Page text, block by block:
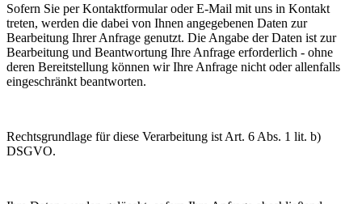
Sofern Sie per Kontaktformular oder E-Mail mit uns in Kontakt
treten, werden die dabei von Ihnen angegebenen Daten zur
Bearbeitung Ihrer Anfrage genutzt. Die Angabe der Daten ist zur
Bearbeitung und Beantwortung Ihre Anfrage erforderlich - ohne
deren Bereitstellung können wir Ihre Anfrage nicht oder allenfalls
eingeschränkt beantworten.
Rechtsgrundlage für diese Verarbeitung ist Art. 6 Abs. 1 lit. b)
DSGVO.